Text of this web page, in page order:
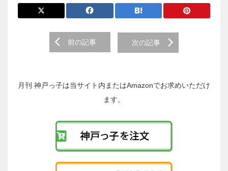
稿
前の記事 次の記事
月刊 神戸っ子は当サイト内またはAmazonでお求めいただけ
ます。